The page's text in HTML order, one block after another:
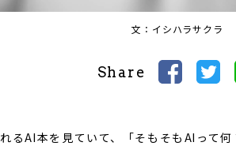
文：イシハラサクラ
Share
るAI本を見ていて、「そもそもAIって